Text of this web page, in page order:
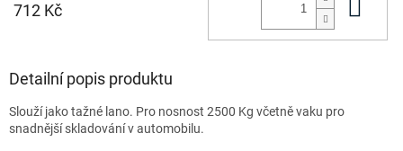
712 Kč
Detailní popis produktu
Slouží jako tažné lano. Pro nosnost 2500 Kg včetně vaku pro
snadnější skladování v automobilu.